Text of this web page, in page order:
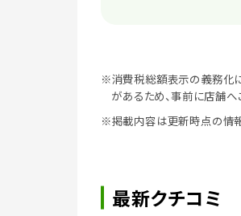
※消費税総額表示の義務化
があるため、事前に店舗へ
※掲載内容は更新時点の情報
最新クチコミ